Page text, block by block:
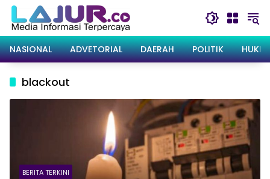
Langsung
konten
NASIONAL
ADVETORIAL DAERAH POLITIK
blackout
BERITA TERKINI